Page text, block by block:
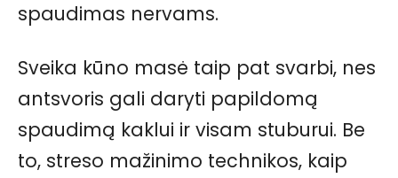
spaudimas nervams.
Sveika kūno masė taip pat svarbi, nes
antsvoris gali daryti papildomą
spaudimą kaklui ir visam stuburui. Be
to, streso mažinimo technikos, kaip